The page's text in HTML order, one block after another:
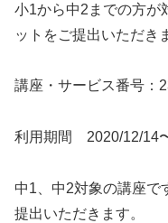
小1から中2までの方が
ットをご提出いただき
講座・サービス番号：
利用期間 2020/12/14
中1、中2対象の講座で
提出いただきます。